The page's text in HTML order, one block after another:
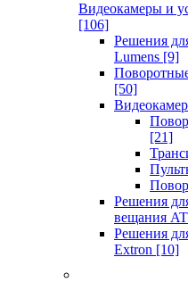
Видеокамеры и
[106]
Решения
Lumens [9]
[50]
[21]
Решения
вещания
Решения
Extron [10]